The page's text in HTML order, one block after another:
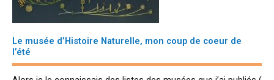
Le musée d’Histoire Naturelle, mon coup de coeur de
l’été